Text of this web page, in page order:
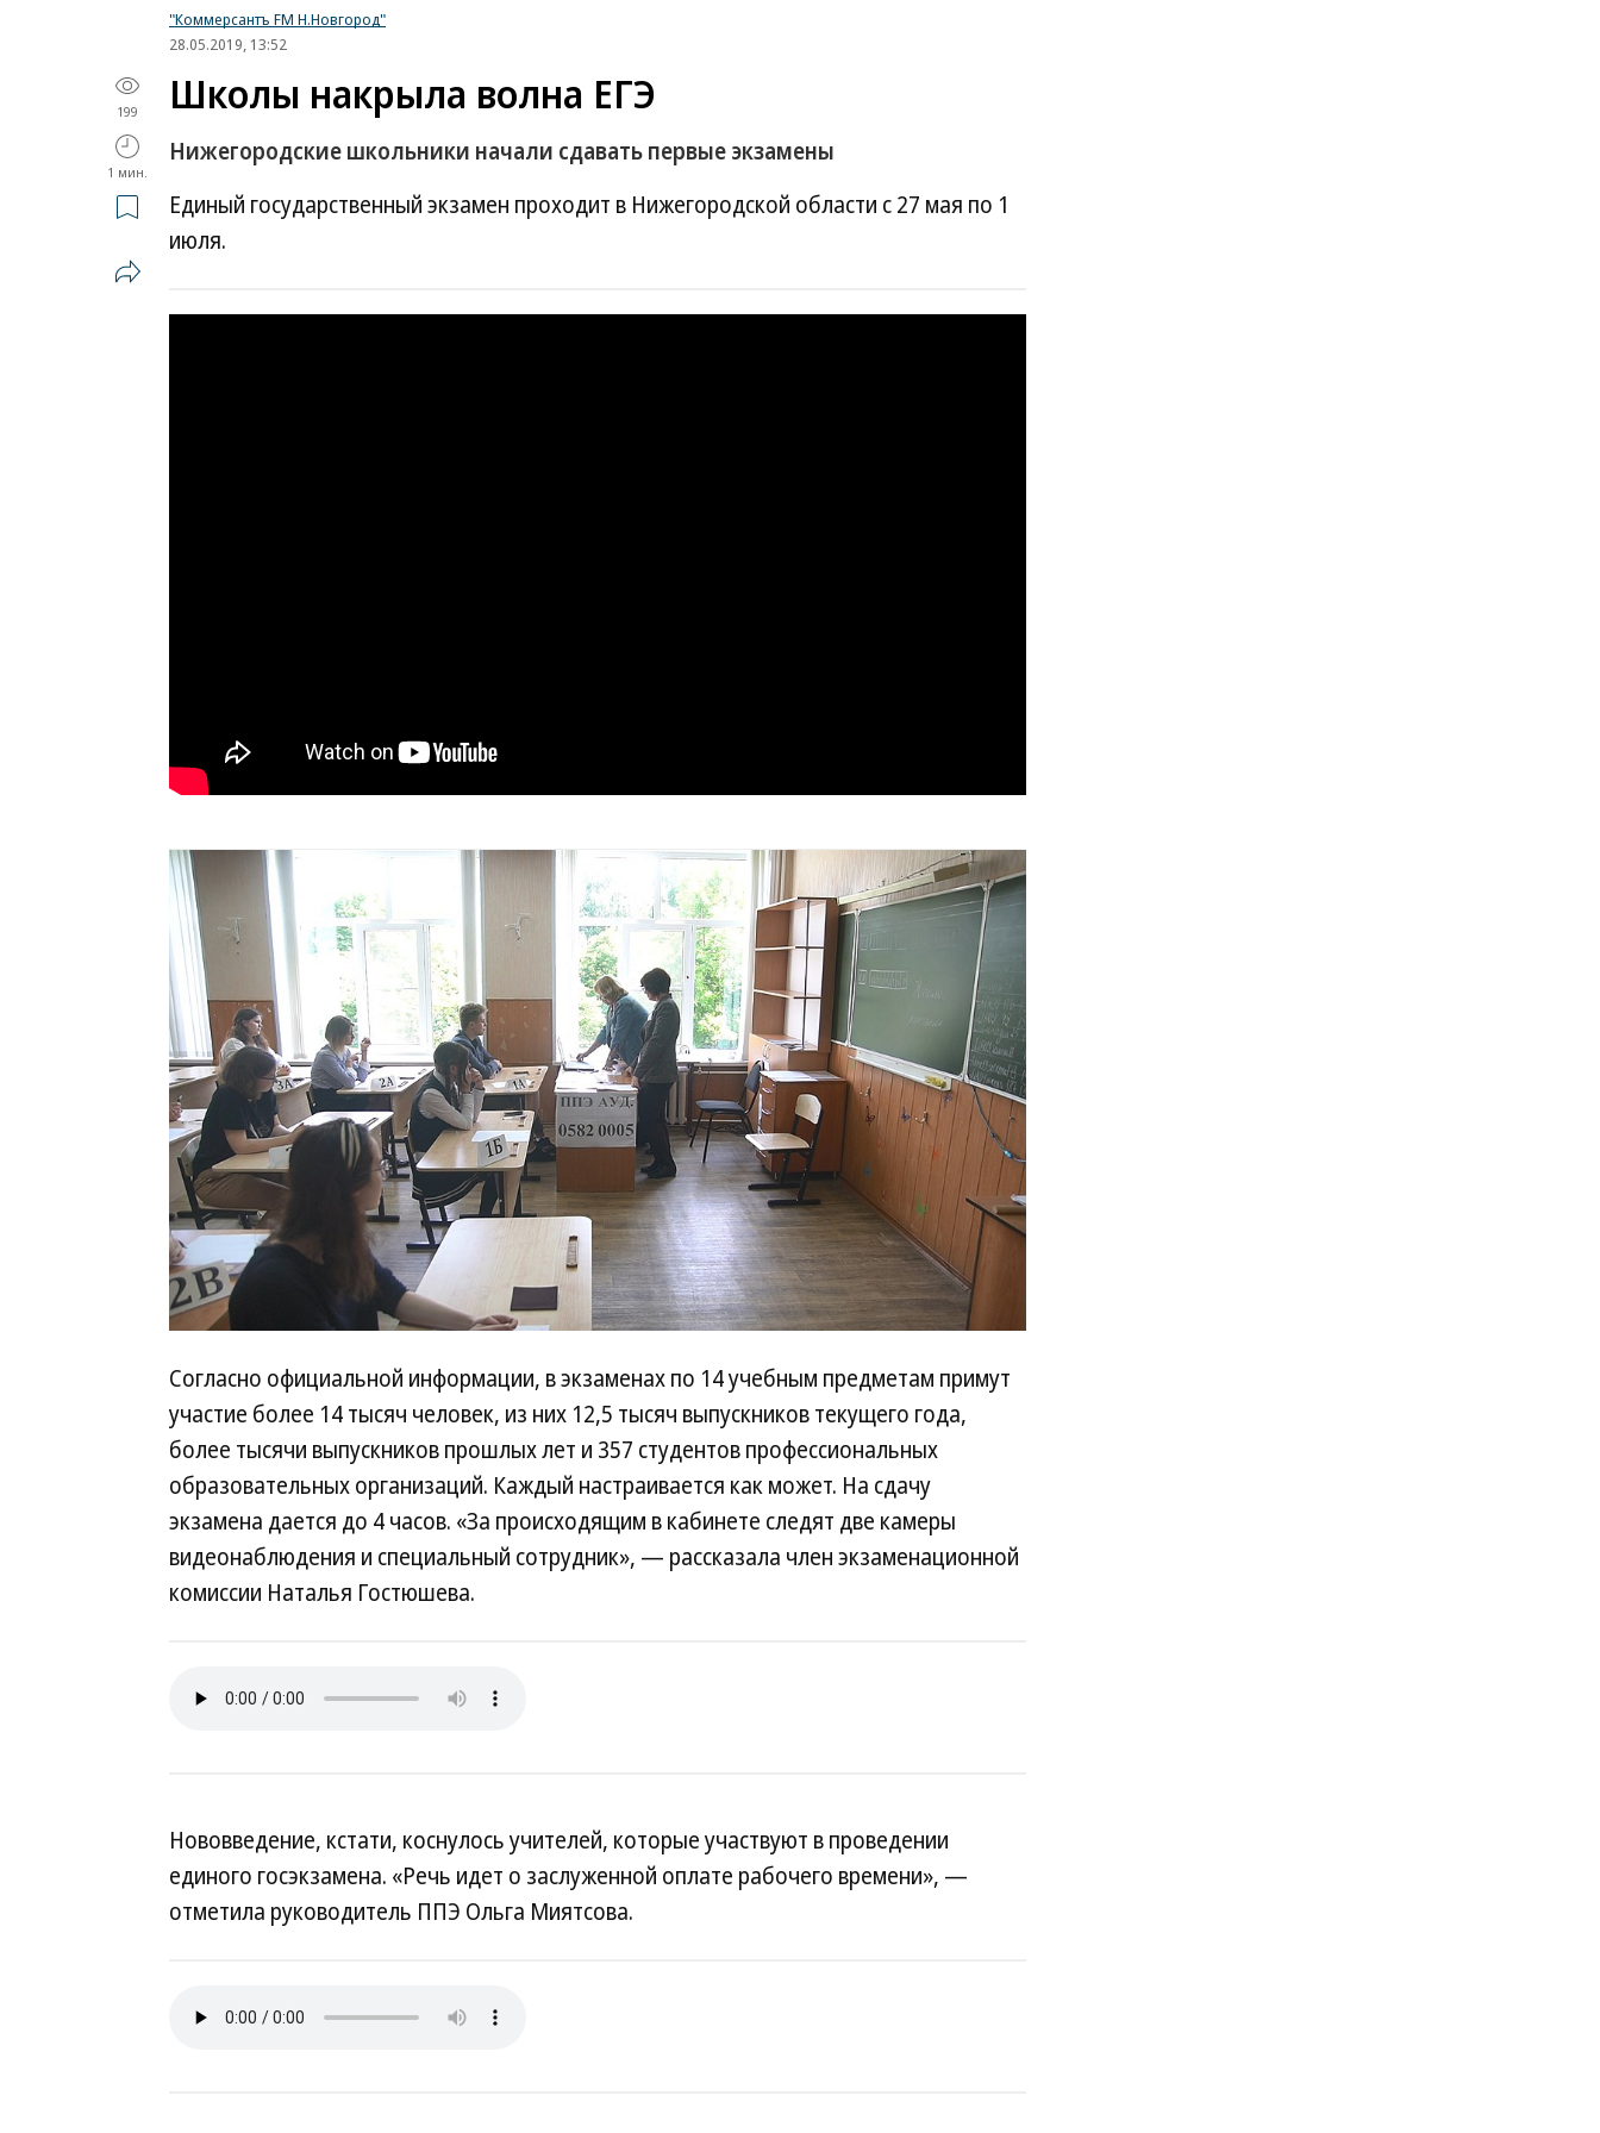
"Коммерсантъ FM Н.Новгород"
28.05.2019, 13:52
199
1 мин.
Школы накрыла волна ЕГЭ
Нижегородские школьники начали сдавать первые экзамены
Единый государственный экзамен проходит в Нижегородской области с 27 мая по 1
июля.
Согласно официальной информации, в экзаменах по 14 учебным предметам примут
участие более 14 тысяч человек, из них 12,5 тысяч выпускников текущего года,
более тысячи выпускников прошлых лет и 357 студентов профессиональных
образовательных организаций. Каждый настраивается как может. На сдачу
экзамена дается до 4 часов. «За происходящим в кабинете следят две камеры
видеонаблюдения и специальный сотрудник», — рассказала член экзаменационной
комиссии Наталья Гостюшева.
Нововведение, кстати, коснулось учителей, которые участвуют в проведении
единого госэкзамена. «Речь идет о заслуженной оплате рабочего времени», —
отметила руководитель ППЭ Ольга Миятсова.